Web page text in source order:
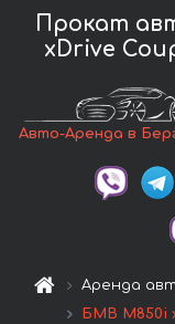
Прокат
xDrive
Авто-Аренда в
Аренда
БМВ M850i